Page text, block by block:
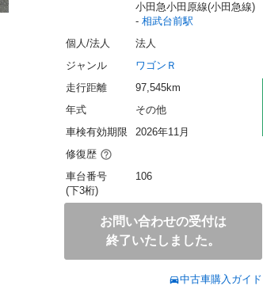
小田急小田原線(小田急線)
- 相武台前駅
個人/法人
法人
ジャンル
ワゴンＲ
走行距離
97,545km
年式
その他
車検有効期限
2026年11月
修復歴
車台番号
(下3桁)
106
お問い合わせの受付は
終了いたしました。
中古車購入ガイド